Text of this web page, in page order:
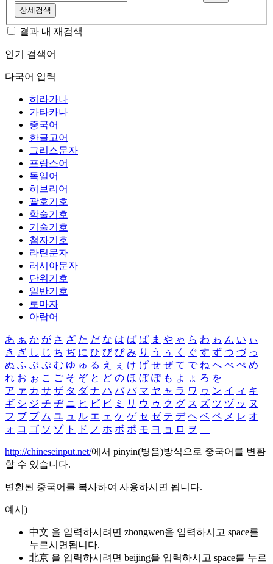
상세검색
결과 내 재검색
인기 검색어
다국어 입력
히라가나
가타카나
중국어
한글고어
그리스문자
프랑스어
독일어
히브리어
괄호기호
학술기호
기술기호
첨자기호
라틴문자
러시아문자
단위기호
일반기호
로마자
아랍어
あ ぁ か が さ ざ た だ な は ば ぱ ま や ゃ ら わ ゎ ん い ぃ
き ぎ し じ ち ぢ に ひ び ぴ み り う ぅ く ぐ す ず つ づ っ
ぬ ふ ぶ ぷ む ゆ ゅ る え ぇ け げ せ ぜ て で ね へ べ ぺ め
れ お ぉ こ ご そ ぞ と ど の ほ ぼ ぽ も よ ょ ろ を
ア ァ カ サ ザ タ ダ ナ ハ バ パ マ ヤ ャ ラ ワ ヮ ン イ ィ キ
ギ シ ジ チ ヂ ニ ヒ ビ ピ ミ リ ウ ゥ ク グ ス ズ ツ ヅ ッ ヌ
フ ブ プ ム ユ ュ ル エ ェ ケ ゲ セ ゼ テ デ ヘ ベ ペ メ レ オ
ォ コ ゴ ソ ゾ ト ド ノ ホ ボ ポ モ ヨ ョ ロ ヲ ―
http://chineseinput.net/에서 pinyin(병음)방식으로 중국어를 변환
할 수 있습니다.
변환된 중국어를 복사하여 사용하시면 됩니다.
예시)
中文 을 입력하시려면 zhongwen을 입력하시고 space를
누르시면됩니다.
北京 을 입력하시려면 beijing을 입력하시고 space를 누르